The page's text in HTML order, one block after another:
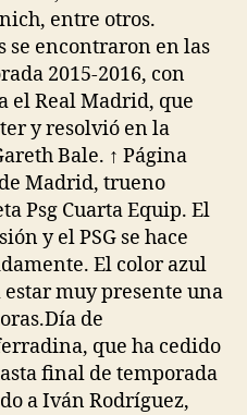
entre otros.
se encontraron en las
2015-2016, con
el Real Madrid, que
y resolvió en la
Bale. ↑ Página
Madrid, trueno
Psg Cuarta Equip. El
y el PSG se hace
El color azul
muy presente una
de
que ha cedido
final de temporada
a Iván Rodríguez,